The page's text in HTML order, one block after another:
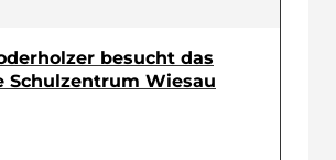
besucht das
Schulzentrum Wiesau